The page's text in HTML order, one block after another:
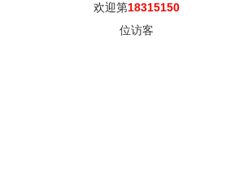
欢迎第18315150
位访客